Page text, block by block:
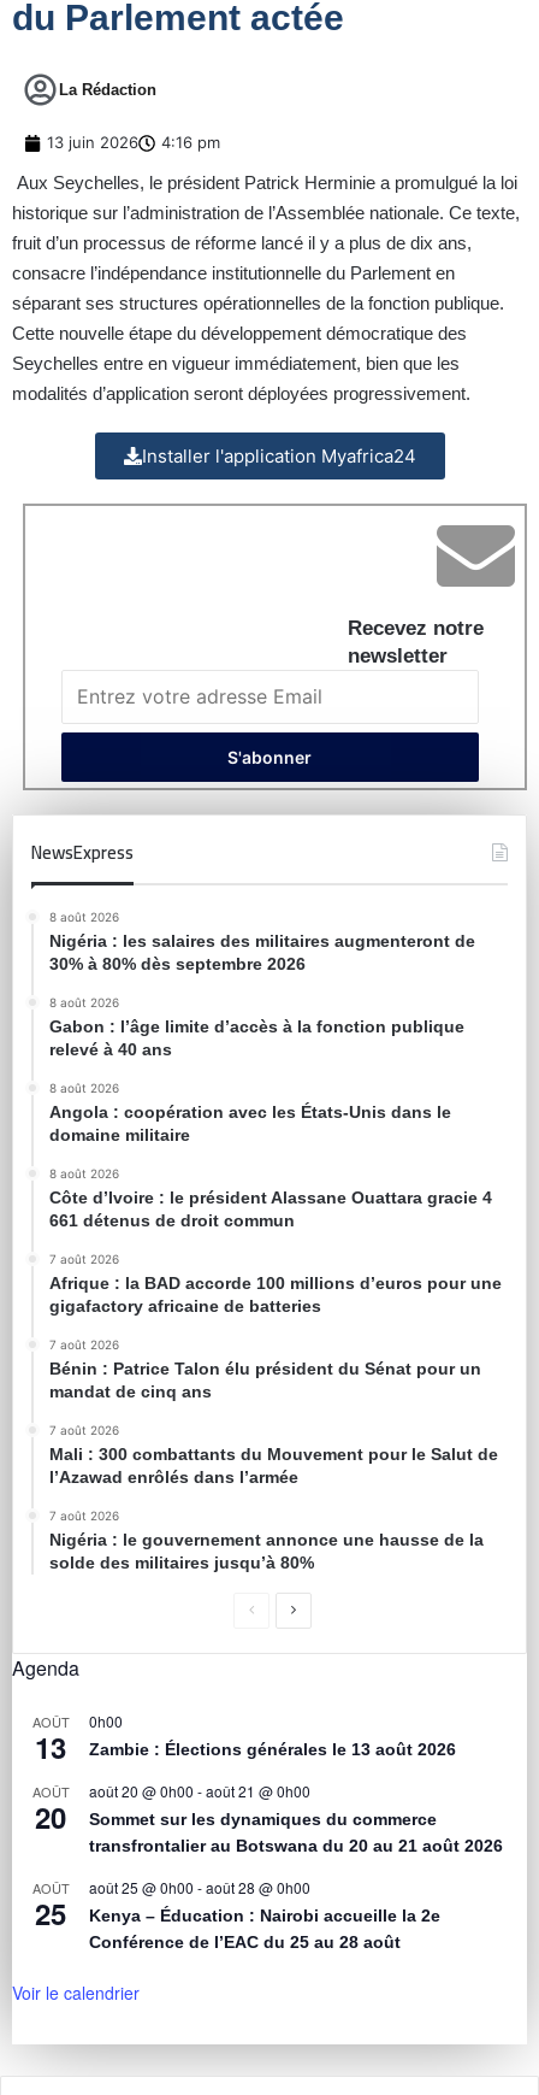
du Parlement actée
La Rédaction
13 juin 2026 4:16 pm
Aux Seychelles, le président Patrick Herminie a promulgué la loi
historique sur l’administration de l’Assemblée nationale. Ce texte,
fruit d’un processus de réforme lancé il y a plus de dix ans,
consacre l’indépendance institutionnelle du Parlement en
séparant ses structures opérationnelles de la fonction publique.
Cette nouvelle étape du développement démocratique des
Seychelles entre en vigueur immédiatement, bien que les
modalités d’application seront déployées progressivement.
Installer l'application Myafrica24
Recevez notre
newsletter
NewsExpress
8 août 2026
Nigéria : les salaires des militaires augmenteront de
30% à 80% dès septembre 2026
8 août 2026
Gabon : l’âge limite d’accès à la fonction publique
relevé à 40 ans
8 août 2026
Angola : coopération avec les États-Unis dans le
domaine militaire
8 août 2026
Côte d’Ivoire : le président Alassane Ouattara gracie 4
661 détenus de droit commun
7 août 2026
Afrique : la BAD accorde 100 millions d’euros pour une
gigafactory africaine de batteries
7 août 2026
Bénin : Patrice Talon élu président du Sénat pour un
mandat de cinq ans
7 août 2026
Mali : 300 combattants du Mouvement pour le Salut de
l’Azawad enrôlés dans l’armée
7 août 2026
Nigéria : le gouvernement annonce une hausse de la
solde des militaires jusqu’à 80%
Agenda
AOÛT
13
0h00
Zambie : Élections générales le 13 août 2026
AOÛT
20
août 20 @ 0h00 -août 21 @ 0h00
Sommet sur les dynamiques du commerce
transfrontalier au Botswana du 20 au 21 août 2026
AOÛT
25
août 25 @ 0h00 -août 28 @ 0h00
Kenya – Éducation : Nairobi accueille la 2e
Conférence de l’EAC du 25 au 28 août
Voir le calendrier